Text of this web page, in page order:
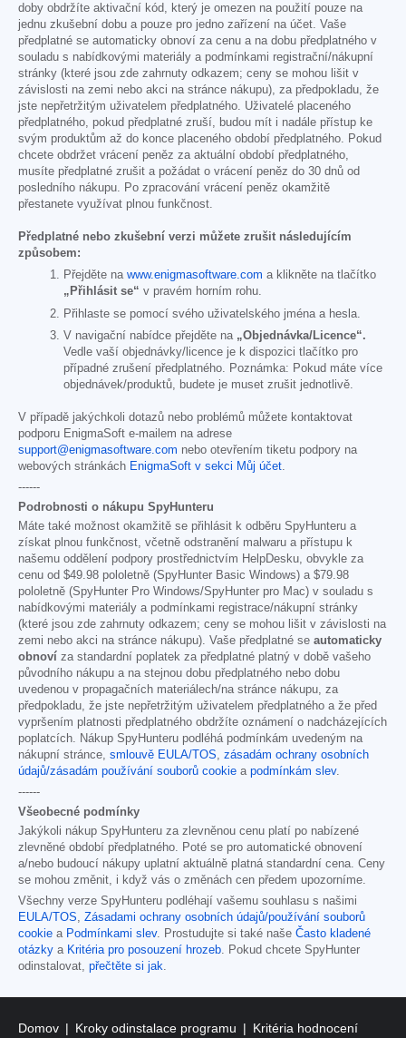
doby obdržíte aktivační kód, který je omezen na použití pouze na
jednu zkušební dobu a pouze pro jedno zařízení na účet. Vaše
předplatné se automaticky obnoví za cenu a na dobu předplatného v
souladu s nabídkovými materiály a podmínkami registrační/nákupní
stránky (které jsou zde zahrnuty odkazem; ceny se mohou lišit v
závislosti na zemi nebo akci na stránce nákupu), za předpokladu, že
jste nepřetržitým uživatelem předplatného. Uživatelé placeného
předplatného, pokud předplatné zruší, budou mít i nadále přístup ke
svým produktům až do konce placeného období předplatného. Pokud
chcete obdržet vrácení peněz za aktuální období předplatného,
musíte předplatné zrušit a požádat o vrácení peněz do 30 dnů od
posledního nákupu. Po zpracování vrácení peněz okamžitě
přestanete využívat plnou funkčnost.
Předplatné nebo zkušební verzi můžete zrušit následujícím
způsobem:
Přejděte na www.enigmasoftware.com a klikněte na tlačítko
„Přihlásit se“ v pravém horním rohu.
Přihlaste se pomocí svého uživatelského jména a hesla.
V navigační nabídce přejděte na „Objednávka/Licence“.
Vedle vaší objednávky/licence je k dispozici tlačítko pro
případné zrušení předplatného. Poznámka: Pokud máte více
objednávek/produktů, budete je muset zrušit jednotlivě.
V případě jakýchkoli dotazů nebo problémů můžete kontaktovat
podporu EnigmaSoft e-mailem na adrese
support@enigmasoftware.com nebo otevřením tiketu podpory na
webových stránkách EnigmaSoft v sekci Můj účet.
------
Podrobnosti o nákupu SpyHunteru
Máte také možnost okamžitě se přihlásit k odběru SpyHunteru a
získat plnou funkčnost, včetně odstranění malwaru a přístupu k
našemu oddělení podpory prostřednictvím HelpDesku, obvykle za
cenu od $49.98 pololetně (SpyHunter Basic Windows) a $79.98
pololetně (SpyHunter Pro Windows/SpyHunter pro Mac) v souladu s
nabídkovými materiály a podmínkami registrace/nákupní stránky
(které jsou zde zahrnuty odkazem; ceny se mohou lišit v závislosti na
zemi nebo akci na stránce nákupu). Vaše předplatné se automaticky
obnoví za standardní poplatek za předplatné platný v době vašeho
původního nákupu a na stejnou dobu předplatného nebo dobu
uvedenou v propagačních materiálech/na stránce nákupu, za
předpokladu, že jste nepřetržitým uživatelem předplatného a že před
vypršením platnosti předplatného obdržíte oznámení o nadcházejících
poplatcích. Nákup SpyHunteru podléhá podmínkám uvedeným na
nákupní stránce, smlouvě EULA/TOS, zásadám ochrany osobních
údajů/zásadám používání souborů cookie a podmínkám slev.
------
Všeobecné podmínky
Jakýkoli nákup SpyHunteru za zlevněnou cenu platí po nabízené
zlevněné období předplatného. Poté se pro automatické obnovení
a/nebo budoucí nákupy uplatní aktuálně platná standardní cena. Ceny
se mohou změnit, i když vás o změnách cen předem upozorníme.
Všechny verze SpyHunteru podléhají vašemu souhlasu s našimi
EULA/TOS, Zásadami ochrany osobních údajů/používání souborů
cookie a Podmínkami slev. Prostudujte si také naše Často kladené
otázky a Kritéria pro posouzení hrozeb. Pokud chcete SpyHunter
odinstalovat, přečtěte si jak.
Domov Kroky odinstalace programu Kritéria hodnocení